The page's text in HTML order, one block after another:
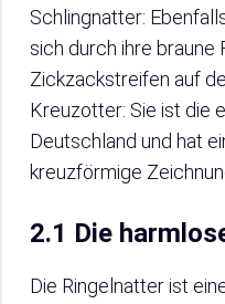
Schlingnatter:
sich durch ihre braune
Zickzackstreifen auf
Kreuzotter: Sie ist die
Deutschland und hat
kreuzförmige
2.1 Die
Die Ringelnatter ist